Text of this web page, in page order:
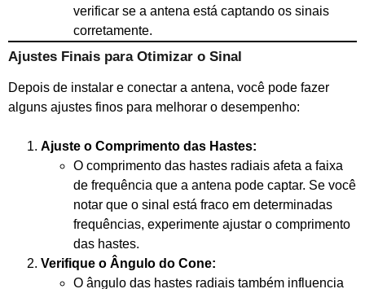
verificar se a antena está captando os sinais
corretamente.
Ajustes Finais para Otimizar o Sinal
Depois de instalar e conectar a antena, você pode fazer
alguns ajustes finos para melhorar o desempenho:
Ajuste o Comprimento das Hastes:
O comprimento das hastes radiais afeta a faixa
de frequência que a antena pode captar. Se você
notar que o sinal está fraco em determinadas
frequências, experimente ajustar o comprimento
das hastes.
Verifique o Ângulo do Cone:
O ângulo das hastes radiais também influencia